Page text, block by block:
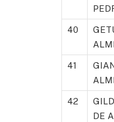
40
41
42
DE